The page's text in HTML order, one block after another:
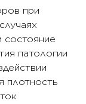
при
состояние
патологии
плотность